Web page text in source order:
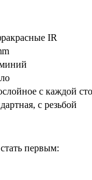
IR
с каждой
с резьбой
первым: